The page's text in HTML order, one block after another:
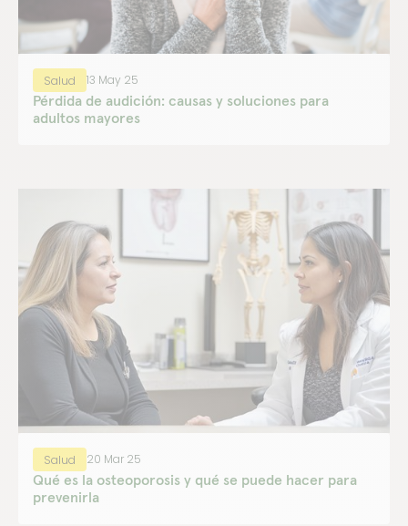
Salud 13 May 25
Pérdida de audición: causas y soluciones para
adultos mayores
Salud 20 Mar 25
Qué es la osteoporosis y qué se puede hacer para
prevenirla